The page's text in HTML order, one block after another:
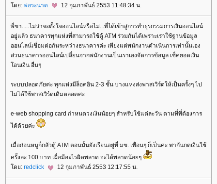
ดย: พ่อระนาด 12 กุมภาพันธ์ 2553 11:48:34 น.
พี่ขา.....ไม่ว่าจะตั้งใจออนไลน์หรือไม่...พี่ได้เข้าสู่การทำธุรกรรมการเงินออนไลน์
อยู่แล้ว ธนาคารทุกแห่งที่สามารถใช้ตู้ ATM ร่วมกันได้เพราะเราใช้ฐานข้อมูล
ออนไลน์เชื่อมต่อกันระหว่างธนาคารค่ะ เพียงแต่พนักงานดำเนินการเท่านั้นเอง
ส่วนธนาคารออนไลน์เปลี่ยนจากพนักงานเป็นเราเองจัดการข้อมูล เช็คยอดเงิน
อนเงิน อื่นๆ
ระบบปลอดภัยค่ะ ทุกแห่งมีล็อคอิน 2-3 ชั้น บางแห่งส่งพาสเวิร์ดให้เป็นครั้งๆ ไป
ไม่ได้ใช้พาสเวิร์ดเดิมตลอดค่ะ
e-web shopping card กำหนดวงเงินน้อยๆ สำหรับใช้แต่ละวัน ตามที่พี่ต้องการ
ได้ด้วยค่ะ
เมื่อก่อนหนูก็กลัวตู้ ATM ตอนนั้นยังเรียนอยู่ที่ มข. เพื่อนๆ ก็เป็นค่ะ พากันกดเงินใช้
ครั้งละ 100 บาท เผื่อมีอะไรผิดพลาด จะได้พลาดน้อยๆ
ดย: redclick 12 กุมภาพันธ์ 2553 12:17:55 น.